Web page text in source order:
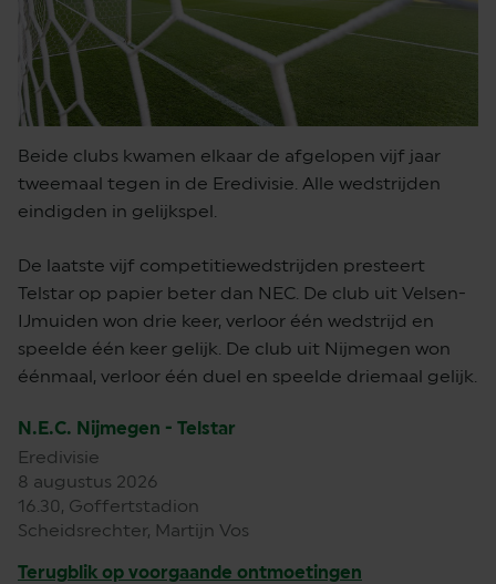
Beide clubs kwamen elkaar de afgelopen vijf jaar
tweemaal tegen in de Eredivisie. Alle wedstrijden
eindigden in gelijkspel.
De laatste vijf competitiewedstrijden presteert
Telstar op papier beter dan NEC. De club uit Velsen-
IJmuiden won drie keer, verloor één wedstrijd en
speelde één keer gelijk. De club uit Nijmegen won
éénmaal, verloor één duel en speelde driemaal gelijk.
N.E.C. Nijmegen - Telstar
Eredivisie
8 augustus 2026
16.30, Goffertstadion
Scheidsrechter, Martijn Vos
Terugblik op voorgaande ontmoetingen